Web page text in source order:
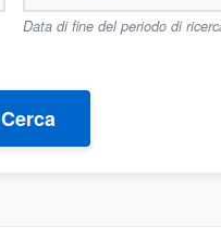
Data di fine del periodo di
Cerca